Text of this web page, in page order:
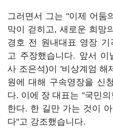
그러면서 그는 "이제 어둠
막이 걷히고, 새로운 희망
경호 전 원내대표 영장
고 주장했습니다. 앞서
사 조은석)이 '비상계엄 해
원에 대해 구속영장을 신
다. 이에 장 대표는 "국민
한다. 한 길만 가는 것이
다"고 강조했습니다.